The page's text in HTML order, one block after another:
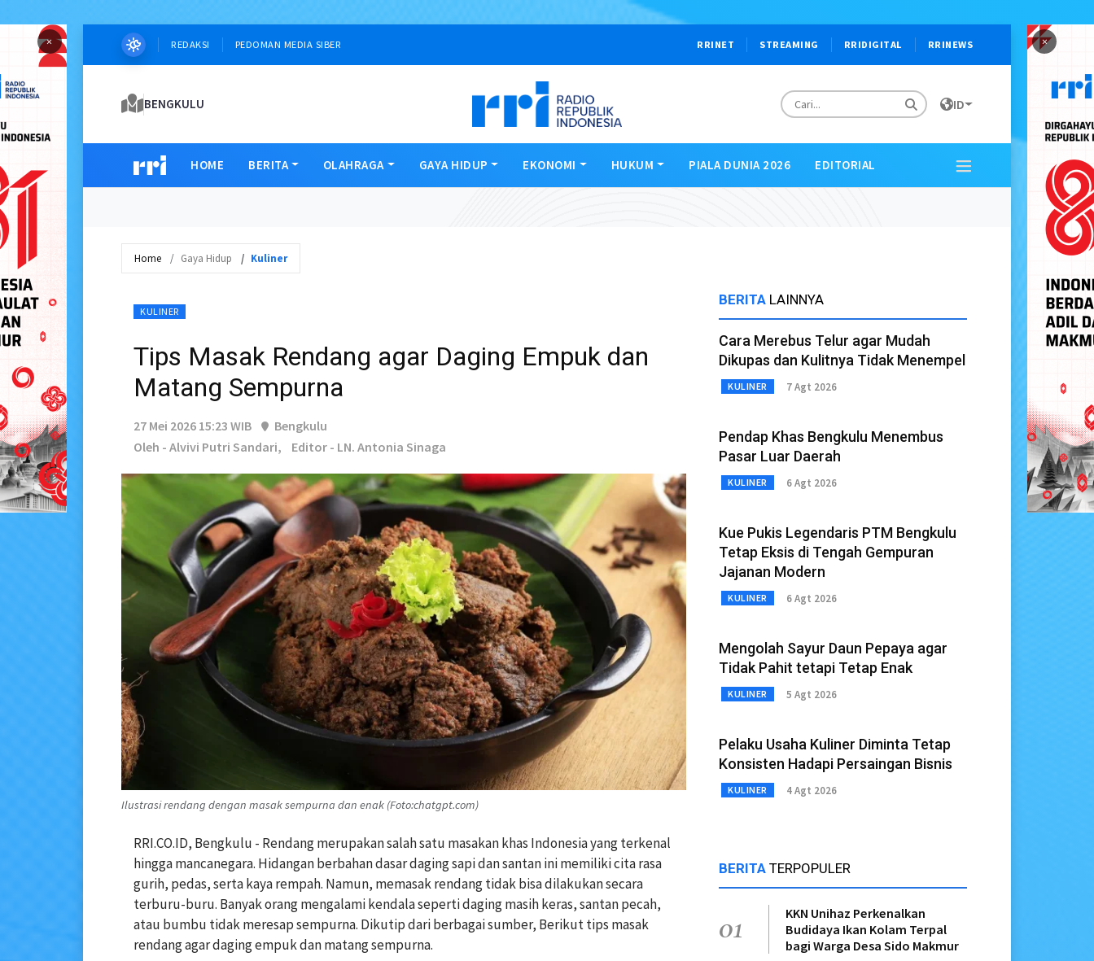
× ×
REDAKSI PEDOMAN MEDIA SIBER RRINET STREAMING RRIDIGITAL RRINEWS
BENGKULU ID
HOME BERITA OLAHRAGA GAYA HIDUP EKONOMI HUKUM PIALA DUNIA 2026 EDITORIAL
Home Gaya Hidup Kuliner
KULINER
Tips Masak Rendang agar Daging Empuk dan
Matang Sempurna
27 Mei 2026 15:23 WIB
Bengkulu
Oleh - Alvivi Putri Sandari,
Editor - LN. Antonia Sinaga
Ilustrasi rendang dengan masak sempurna dan enak (Foto:chatgpt.com)
RRI.CO.ID, Bengkulu - Rendang merupakan salah satu masakan khas Indonesia yang terkenal
hingga mancanegara. Hidangan berbahan dasar daging sapi dan santan ini memiliki cita rasa
gurih, pedas, serta kaya rempah. Namun, memasak rendang tidak bisa dilakukan secara
terburu-buru. Banyak orang mengalami kendala seperti daging masih keras, santan pecah,
atau bumbu tidak meresap sempurna. Dikutip dari berbagai sumber, Berikut tips masak
rendang agar daging empuk dan matang sempurna.
BERITA LAINNYA
Cara Merebus Telur agar Mudah
Dikupas dan Kulitnya Tidak Menempel
KULINER 7 Agt 2026
Pendap Khas Bengkulu Menembus
Pasar Luar Daerah
KULINER 6 Agt 2026
Kue Pukis Legendaris PTM Bengkulu
Tetap Eksis di Tengah Gempuran
Jajanan Modern
KULINER 6 Agt 2026
Mengolah Sayur Daun Pepaya agar
Tidak Pahit tetapi Tetap Enak
KULINER 5 Agt 2026
Pelaku Usaha Kuliner Diminta Tetap
Konsisten Hadapi Persaingan Bisnis
KULINER 4 Agt 2026
BERITA TERPOPULER
01
KKN Unihaz Perkenalkan
Budidaya Ikan Kolam Terpal
bagi Warga Desa Sido Makmur